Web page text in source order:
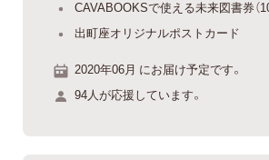
CAVABOOKSで使える未来図書券（
出町座オリジナルポストカード
2020年06月 にお届け予定です。
94人が応援しています。